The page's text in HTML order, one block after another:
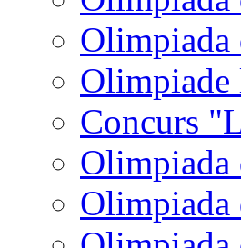
Olimpiada
Olimpiade
Concurs
Olimpiada
Olimpiada